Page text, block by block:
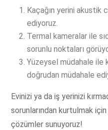
Kaçağın yerini akustik
ediyoruz.
Termal kameralar ile
sorunlu noktaları
Yüzeysel müdahale ile
doğrudan müdahale
Evinizi ya da iş yerinizi
sorunlarından kurtulmak için
çözümler sunuyoruz!